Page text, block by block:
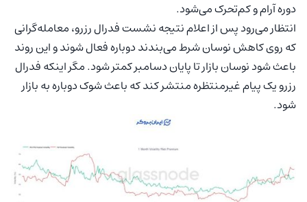
دوره آرام و کم‌تحرک می‌شود.
انتظار می‌رود پس از اعلام نتیجه نشست فدرال رزرو، معامله‌گرانی
که روی کاهش نوسان شرط می‌بندند دوباره فعال شوند و این روند
باعث شود نوسان بازار تا پایان دسامبر کمتر شود. مگر اینکه فدرال
رزرو یک پیام غیرمنتظره منتشر کند که باعث شوک دوباره به بازار
شود.